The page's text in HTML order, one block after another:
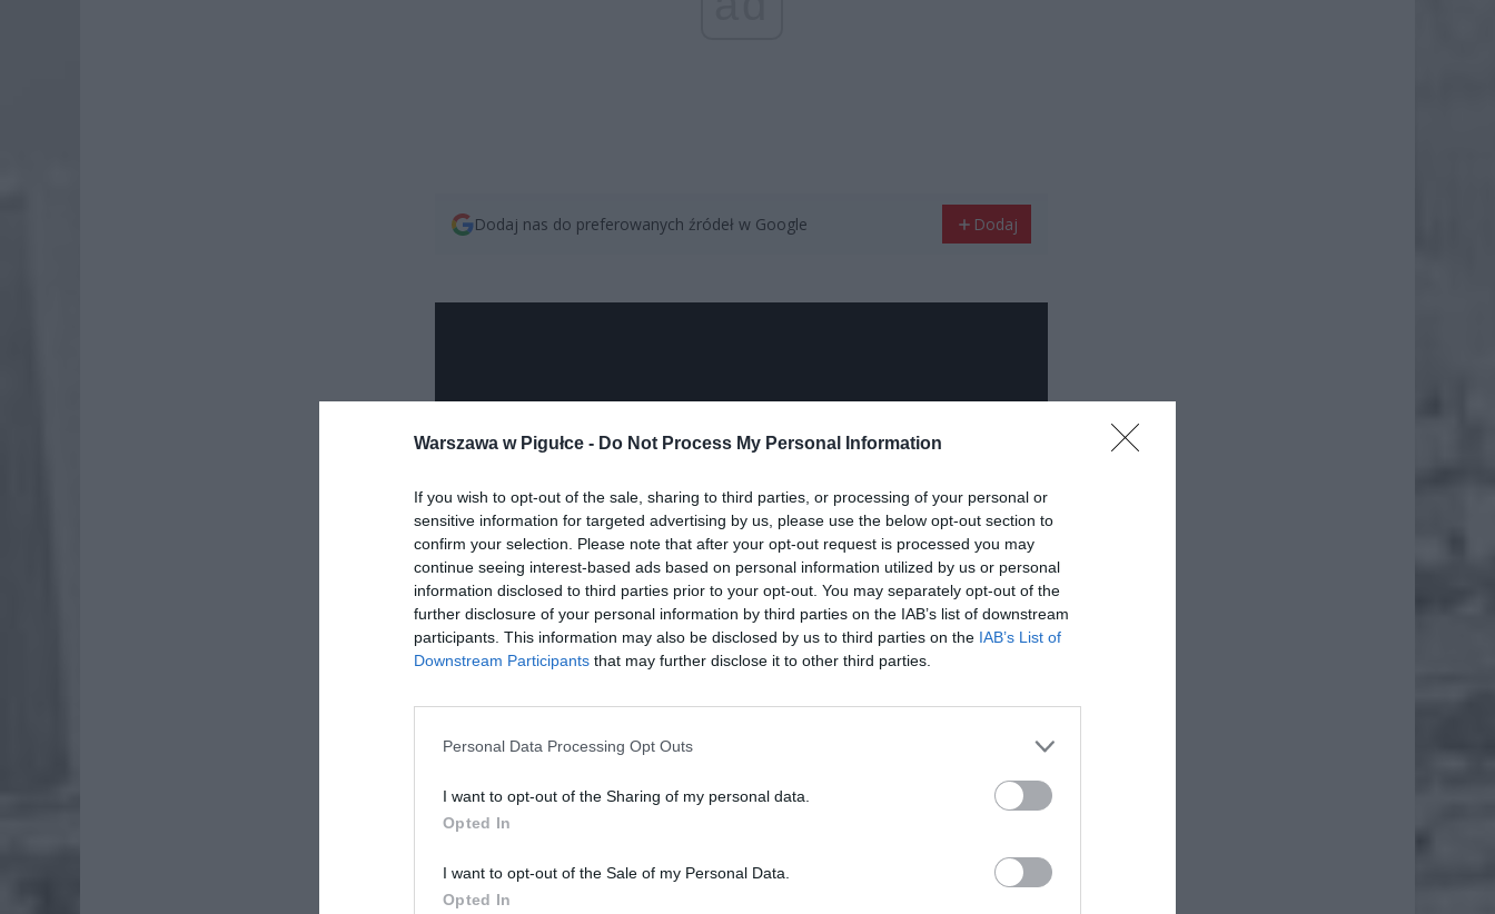
Warszawa w Pigułce - Do Not Process My Personal Information
If you wish to opt-out of the sale, sharing to third parties, or processing of your personal or
sensitive information for targeted advertising by us, please use the below opt-out section to
confirm your selection. Please note that after your opt-out request is processed you may
continue seeing interest-based ads based on personal information utilized by us or personal
information disclosed to third parties prior to your opt-out. You may separately opt-out of the
further disclosure of your personal information by third parties on the IAB’s list of downstream
participants. This information may also be disclosed by us to third parties on the IAB’s List of
Downstream Participants that may further disclose it to other third parties.
Personal Data Processing Opt Outs
I want to opt-out of the Sharing of my personal data.
Opted In
I want to opt-out of the Sale of my Personal Data.
Opted In
Dodaj nas do preferowanych źródeł w Google Dodaj
We Włoszech jest już we Włoszech ponad 7500 ofiar koronawirusa, w tym 29 to
liczba zmarłych lekarzy zakażonych koronawirusem.